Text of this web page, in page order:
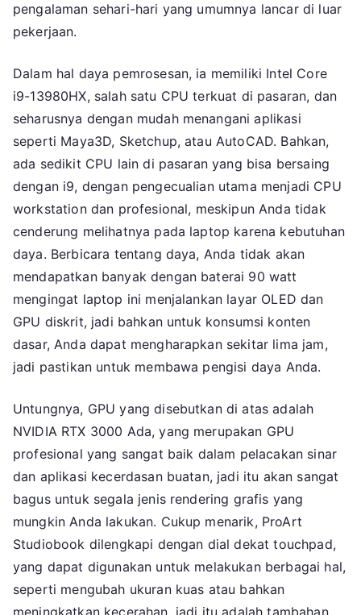
pengalaman sehari-hari yang umumnya lancar di luar
pekerjaan.
Dalam hal daya pemrosesan, ia memiliki Intel Core
i9-13980HX, salah satu CPU terkuat di pasaran, dan
seharusnya dengan mudah menangani aplikasi
seperti Maya3D, Sketchup, atau AutoCAD. Bahkan,
ada sedikit CPU lain di pasaran yang bisa bersaing
dengan i9, dengan pengecualian utama menjadi CPU
workstation dan profesional, meskipun Anda tidak
cenderung melihatnya pada laptop karena kebutuhan
daya. Berbicara tentang daya, Anda tidak akan
mendapatkan banyak dengan baterai 90 watt
mengingat laptop ini menjalankan layar OLED dan
GPU diskrit, jadi bahkan untuk konsumsi konten
dasar, Anda dapat mengharapkan sekitar lima jam,
jadi pastikan untuk membawa pengisi daya Anda.
Untungnya, GPU yang disebutkan di atas adalah
NVIDIA RTX 3000 Ada, yang merupakan GPU
profesional yang sangat baik dalam pelacakan sinar
dan aplikasi kecerdasan buatan, jadi itu akan sangat
bagus untuk segala jenis rendering grafis yang
mungkin Anda lakukan. Cukup menarik, ProArt
Studiobook dilengkapi dengan dial dekat touchpad,
yang dapat digunakan untuk melakukan berbagai hal,
seperti mengubah ukuran kuas atau bahkan